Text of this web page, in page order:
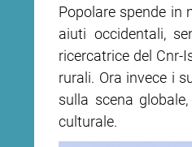
Popolare spende in
aiuti occidentali,
ricercatrice del Cnr-
rurali. Ora invece i
sulla scena
culturale.